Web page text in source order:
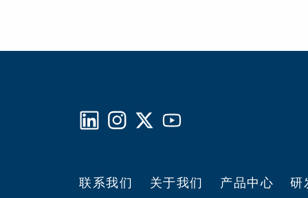
联系我们 关于我们 产品中心 研